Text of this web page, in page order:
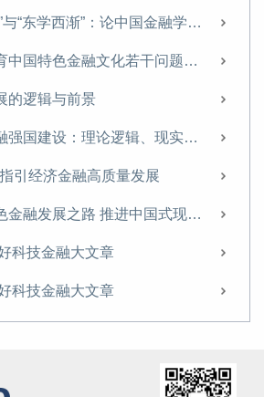
改革
改革
金融基础设施建设
董昀：健全宏观经济治理要坚持一个根本遵循，处理好三大关系 | 前瞻三中全会
直面现象，把握时代脉搏
政策助力经济持续回升
董昀：建设多层次科技金融体系 做好科技金融大文章
董昀：“西学东渐”与“东学西渐”：论中国金融学自主知识体系的文化根基
董昀：对积极培育中国特色金融文化若干问题的思考
的逻辑与前景
人工智能赋能金融强国建设：理论逻辑、现实路径与风险挑战
引经济金融高质量发展
董昀｜走中国特色金融发展之路 推进中国式现代化进程
科技金融大文章
科技金融大文章